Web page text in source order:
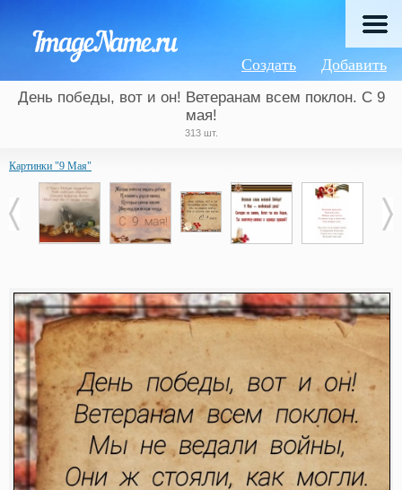
Добавить
Создать
День победы, вот и он! Ветеранам всем поклон. С 9
мая!
313 шт.
Картинки "9 Мая"